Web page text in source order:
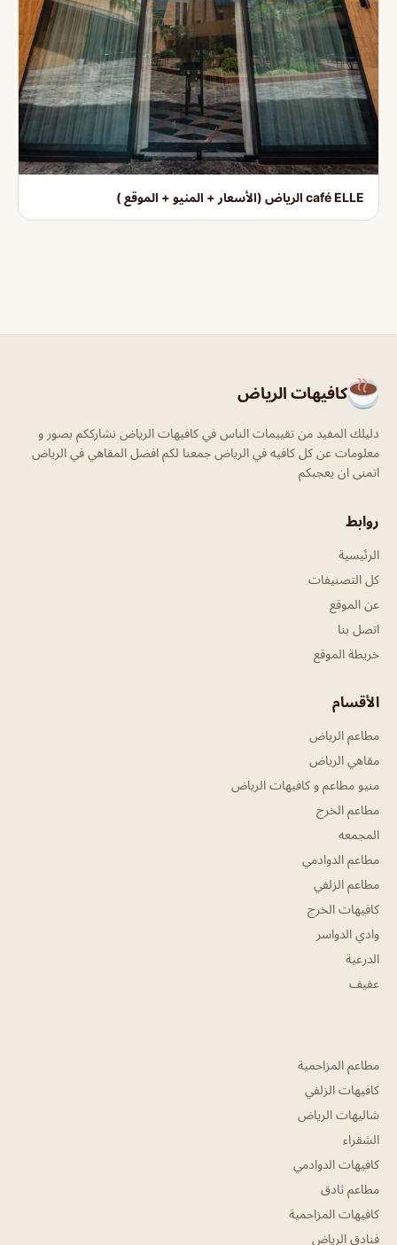
café ELLE الرياض (الأسعار + المنيو + الموقع )
كافيهات الرياض
دليلك المفيد من تقييمات الناس في كافيهات الرياض نشارككم بصور و
معلومات عن كل كافيه في الرياض جمعنا لكم افضل المقاهي في الرياض
اتمنى ان يعجبكم
روابط
الرئيسية
كل التصنيفات
عن الموقع
اتصل بنا
خريطة الموقع
الأقسام
مطاعم الرياض
مقاهي الرياض
منيو مطاعم و كافيهات الرياض
مطاعم الخرج
المجمعه
مطاعم الدوادمي
مطاعم الزلفي
كافيهات الخرج
وادي الدواسر
الدرعية
عفيف
مطاعم المزاحمية
كافيهات الزلفي
شاليهات الرياض
الشقراء
كافيهات الدوادمي
مطاعم ثادق
كافيهات المزاحمية
فنادق الرياض